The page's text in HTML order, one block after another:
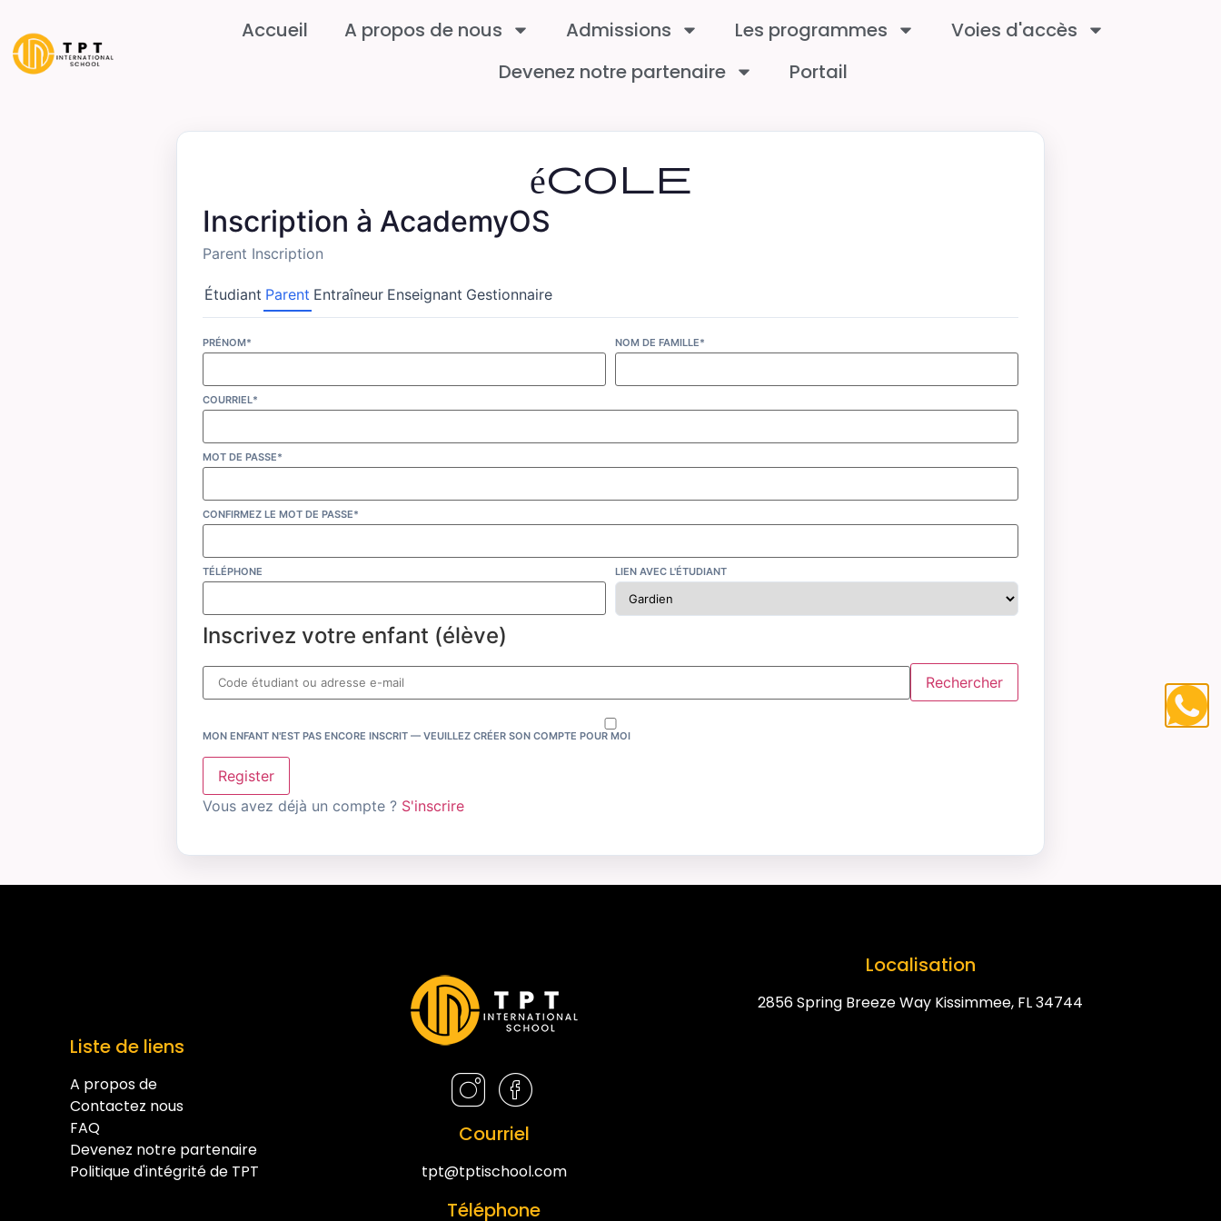
Accueil A propos de nous Admissions Les programmes
Voies d'accès
Devenez notre partenaire
Portail
école
Inscription à AcademyOS
Parent Inscription
Étudiant Parent Entraîneur Enseignant Gestionnaire
PRÉNOM* NOM DE FAMILLE*
COURRIEL*
MOT DE PASSE*
CONFIRMEZ LE MOT DE PASSE*
TÉLÉPHONE LIEN AVEC L'ÉTUDIANT
Inscrivez votre enfant (élève)
Rechercher
MON ENFANT N'EST PAS ENCORE INSCRIT — VEUILLEZ CRÉER SON COMPTE POUR MOI
Register
Vous avez déjà un compte ? S'inscrire
Liste de liens
A propos de
Contactez nous
FAQ
Devenez notre partenaire
Politique d'intégrité de TPT
Courriel
tpt@tptischool.com
Téléphone
Localisation
2856 Spring Breeze Way Kissimmee, FL 34744